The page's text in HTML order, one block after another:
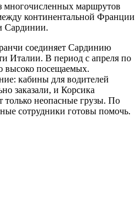
многочисленных маршрутов
континентальной Франции
Сардинии.
соединяет Сардинию
Италии. В период с апреля по
высоко посещаемых.
кабины для водителей
заказали, и Корсика
неопасные грузы. По
сотрудники готовы помочь.